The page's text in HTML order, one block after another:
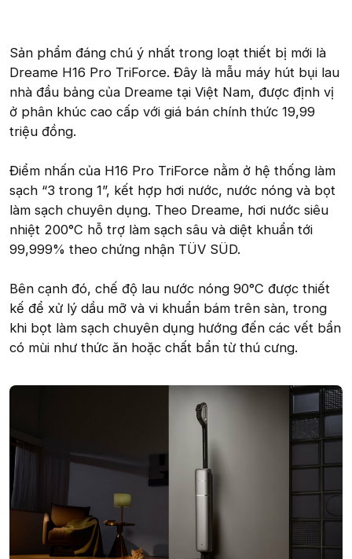
Sản phẩm đáng chú ý nhất trong loạt thiết bị mới là
Dreame H16 Pro TriForce. Đây là mẫu máy hút bụi lau
nhà đầu bảng của Dreame tại Việt Nam, được định vị
ở phân khúc cao cấp với giá bán chính thức 19,99
triệu đồng.
Điểm nhấn của H16 Pro TriForce nằm ở hệ thống làm
sạch “3 trong 1”, kết hợp hơi nước, nước nóng và bọt
làm sạch chuyên dụng. Theo Dreame, hơi nước siêu
nhiệt 200°C hỗ trợ làm sạch sâu và diệt khuẩn tới
99,999% theo chứng nhận TÜV SÜD.
Bên cạnh đó, chế độ lau nước nóng 90°C được thiết
kế để xử lý dầu mỡ và vi khuẩn bám trên sàn, trong
khi bọt làm sạch chuyên dụng hướng đến các vết bẩn
có mùi như thức ăn hoặc chất bẩn từ thú cưng.